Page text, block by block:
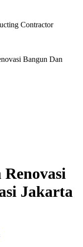
Contractor
Bangun Dan
Jakarta